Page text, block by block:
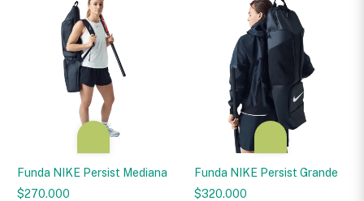
Funda NIKE Persist Mediana
$270.000
Funda NIKE Persist Grande
$320.000